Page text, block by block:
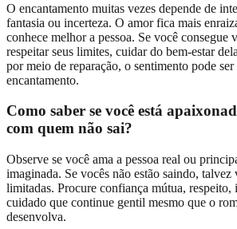
O encantamento muitas vezes depende de
fantasia ou incerteza. O amor fica mais
conhece melhor a pessoa. Se você consegue
respeitar seus limites, cuidar do bem-estar
por meio de reparação, o sentimento pode
encantamento.
Como saber se você está
com quem não sai?
Observe se você ama a pessoa real ou
imaginada. Se vocês não estão saindo, talvez
limitadas. Procure confiança mútua, respeito,
cuidado que continue gentil mesmo que o
desenvolva.